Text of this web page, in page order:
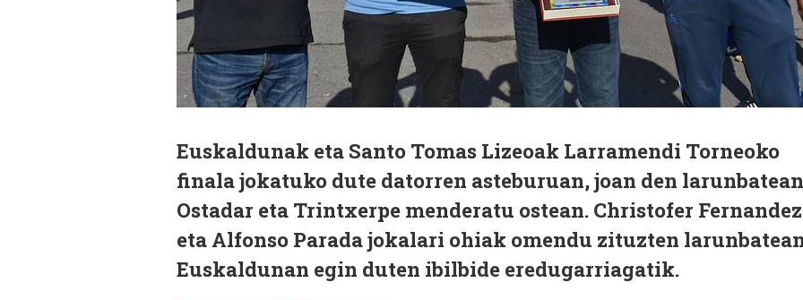
Euskaldunak eta Santo Tomas Lizeoak Larramendi Torneoko
finala jokatuko dute datorren asteburuan, joan den larunbatean
Ostadar eta Trintxerpe menderatu ostean. Christofer Fernandez
eta Alfonso Parada jokalari ohiak omendu zituzten
Euskaldunan egin duten ibilbide eredugarriagatik.